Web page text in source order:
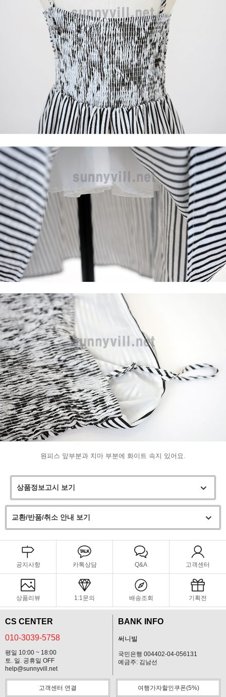
원피스 앞부분과 치마 부분에 화이트 속지 있어요.
상품정보고시 보기
교환/반품/취소 안내 보기
공지사항 카톡상담 Q&A 고객센터
상품리뷰 1:1문의 배송조회 기획전
CS CENTER
010-3039-5758
평일 10:00 ~ 18:00
토. 일. 공휴일 OFF
help@sunnyvill.net
BANK INFO
써니빌
국민은행 004402-04-056131
예금주: 김남선
고객센터 연결 여행가자할인쿠폰(5%)